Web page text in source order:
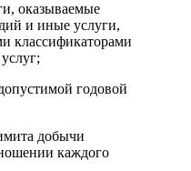
оказываемые
и иные услуги,
классификаторами
годовой
добычи
каждого